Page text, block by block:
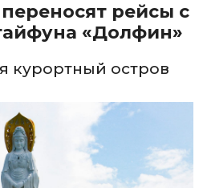
рейсы с
«Долфин»
курортный остров